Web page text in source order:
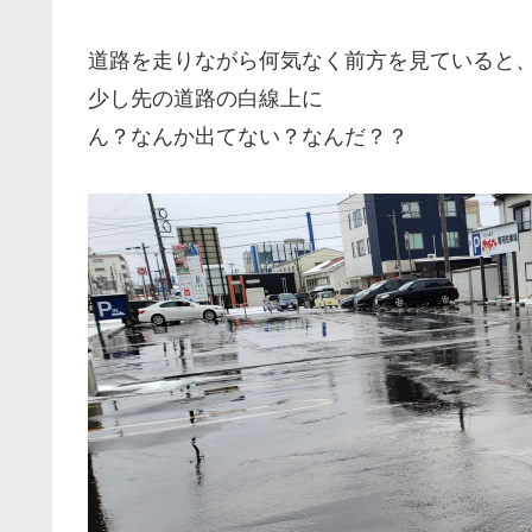
道路を走りながら何気なく前方を見ていると
少し先の道路の白線上に
ん？なんか出てない？なんだ？？